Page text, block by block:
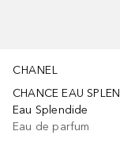
CHANEL
CHANCE EAU
Eau Splendide
Eau de parfum